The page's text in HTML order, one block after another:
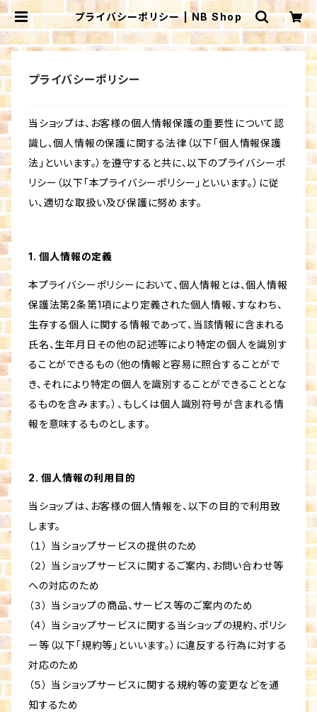
プライバシーポリシー | NB Shop
プライバシーポリシー
当ショップは、お客様の個人情報保護の重要性について認
識し、個人情報の保護に関する法律（以下「個人情報保護
法」といいます。）を遵守すると共に、以下のプライバシーポ
リシー（以下「本プライバシーポリシー」といいます。）に従
い、適切な取扱い及び保護に努めます。
1. 個人情報の定義
本プライバシーポリシーにおいて、個人情報とは、個人情報
保護法第2条第1項により定義された個人情報、すなわち、
生存する個人に関する情報であって、当該情報に含まれる
氏名、生年月日その他の記述等により特定の個人を識別す
ることができるもの（他の情報と容易に照合することがで
き、それにより特定の個人を識別することができることとな
るものを含みます。）、もしくは個人識別符号が含まれる情
報を意味するものとします。
2. 個人情報の利用目的
当ショップは、お客様の個人情報を、以下の目的で利用致
します。
（１） 当ショップサービスの提供のため
（２） 当ショップサービスに関するご案内、お問い合わせ等
への対応のため
（３） 当ショップの商品、サービス等のご案内のため
（４） 当ショップサービスに関する当ショップの規約、ポリシ
ー等（以下「規約等」といいます。）に違反する行為に対する
対応のため
（５） 当ショップサービスに関する規約等の変更などを通
知するため